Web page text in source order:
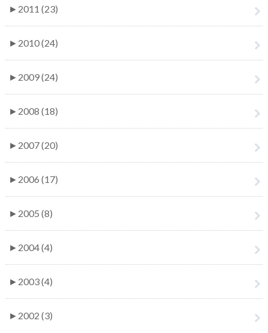
► 2011 (23)
► 2010 (24)
► 2009 (24)
► 2008 (18)
► 2007 (20)
► 2006 (17)
► 2005 (8)
► 2004 (4)
► 2003 (4)
► 2002 (3)